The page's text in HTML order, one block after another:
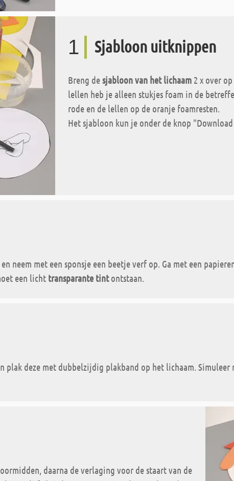
1 Sjabloon uitknippen
Breng desjabloon van het lichaam 2 x over
lellen heb je alleen stukjes foam in de
rode en de lellen op de oranje foamresten.
Het sjabloon kun je onder de knop
neem met een sponsje een beetje verf op. Ga met een
een licht transparante tintontstaan.
plak deze met dubbelzijdig plakband op het lichaam.
daarna de verlaging voor de staart van de